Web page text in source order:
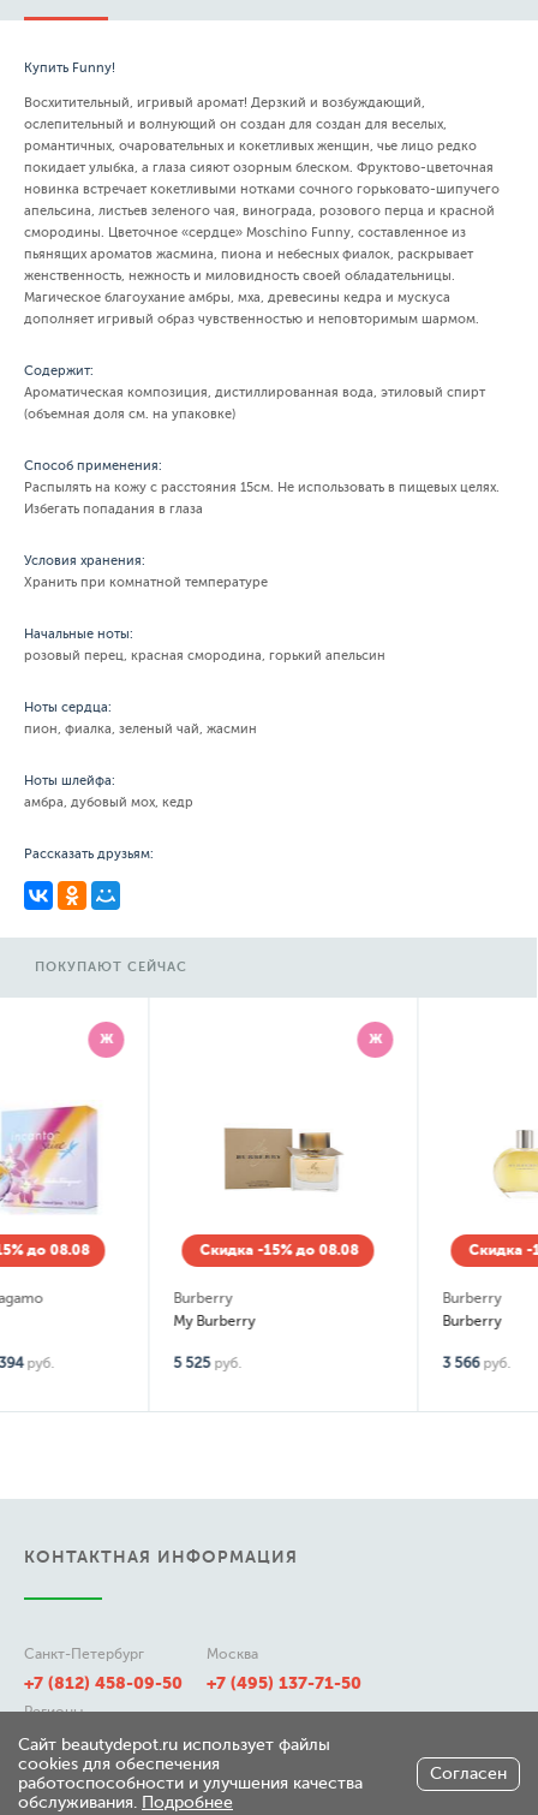
Купить Funny!
Восхитительный, игривый аромат! Дерзкий и возбуждающий,
ослепительный и волнующий он создан для создан для веселых,
романтичных, очаровательных и кокетливых женщин, чье лицо редко
покидает улыбка, а глаза сияют озорным блеском. Фруктово-цветочная
новинка встречает кокетливыми нотками сочного горьковато-шипучего
апельсина, листьев зеленого чая, винограда, розового перца и красной
смородины. Цветочное «сердце» Moschino Funny, составленное из
пьянящих ароматов жасмина, пиона и небесных фиалок, раскрывает
женственность, нежность и миловидность своей обладательницы.
Магическое благоухание амбры, мха, древесины кедра и мускуса
дополняет игривый образ чувственностью и неповторимым шармом.
Содержит:
Ароматическая композиция, дистиллированная вода, этиловый спирт
(объемная доля см. на упаковке)
Способ применения:
Распылять на кожу с расстояния 15см. Не использовать в пищевых целях.
Избегать попадания в глаза
Условия хранения:
Хранить при комнатной температуре
Начальные ноты:
розовый перец, красная смородина, горький апельсин
Ноты сердца:
пион, фиалка, зеленый чай, жасмин
Ноты шлейфа:
амбра, дубовый мох, кедр
Рассказать друзьям:
ПОКУПАЮТ СЕЙЧАС
Скидка -15% до 08.08
Burberry
5 525
Скидка -15% до 08.08
КОНТАКТНАЯ ИНФОРМАЦИЯ
Санкт-Петербург
+7 (812) 458-09-50
Москва
+7 (495) 137-71-50
Регионы
8 (800) 511-21-50
Сайт beautydepot.ru использует файлы
cookies для обеспечения
работоспособности и улучшения качества
обслуживания. Подробнее
Согласен